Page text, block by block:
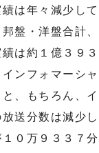
績は年々減少し
邦盤・洋盤合計
績は約１億３９
ンフォマーシャ
と、もちろん、
放送分数は減少
１０万９３３７